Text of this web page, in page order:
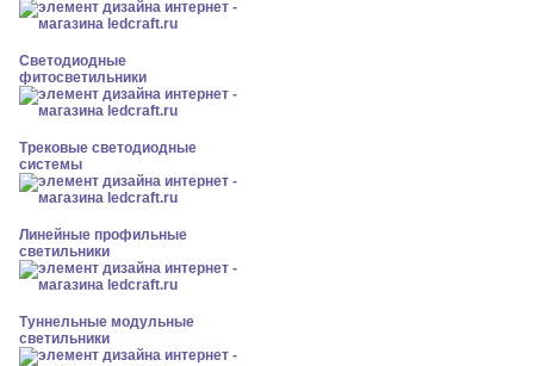
Светодиодные
фитосветильники
Трековые светодиодные
системы
Линейные профильные
светильники
Туннельные модульные
светильники